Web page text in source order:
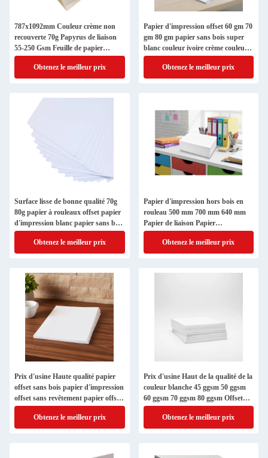
787x1092mm Couleur crème non
recouverte 70g Papyrus de liaison
55-250 Gsm Feuille de papier
d'impression sans bois
Obtenez le meilleur prix
Papier d'impression offset 60 gm 70
gm 80 gm papier sans bois super
blanc couleur ivoire crème couleur
jaune
Obtenez le meilleur prix
Surface lisse de bonne qualité 70g
80g papier à rouleaux offset papier
d'impression blanc papier sans bois
papier d'impression offset
Obtenez le meilleur prix
Papier d'impression hors bois en
rouleau 500 mm 700 mm 640 mm
Papier de liaison Papier
d'impression hors bois Super blanc
Obtenez le meilleur prix
Prix d'usine Haute qualité papier
offset sans bois papier d'impression
offset sans revêtement papier offset
sans bois
Obtenez le meilleur prix
Prix d'usine Haut de la qualité de la
couleur blanche 45 ggsm 50 ggsm
60 ggsm 70 ggsm 80 ggsm Offset
Impression papier sans bois
Obtenez le meilleur prix